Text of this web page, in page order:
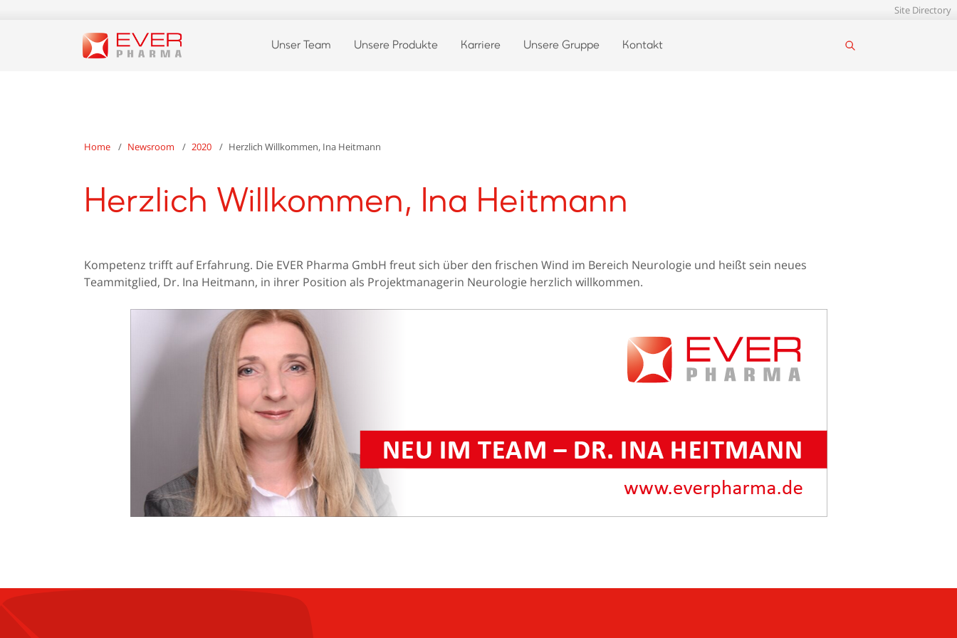
Site Directory
Unser Team Unsere Produkte Karriere Unsere Gruppe Kontakt
Home Newsroom 2020 Herzlich Willkommen, Ina Heitmann
Herzlich Willkommen, Ina Heitmann
Kompetenz trifft auf Erfahrung. Die EVER Pharma GmbH freut sich über den frischen Wind im Bereich Neurologie und heißt sein neues
Teammitglied, Dr. Ina Heitmann, in ihrer Position als Projektmanagerin Neurologie herzlich willkommen.